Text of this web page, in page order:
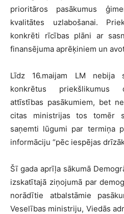
prioritāros pasākumus
kvalitātes uzlabošanai.
konkrēti rīcības plāni ar
finansējuma aprēķiniem un
Līdz 16.maijam LM nebija
konkrētus priekšlikumus
attīstības pasākumiem, bet
citas ministrijas tos tomēr
saņemti lūgumi par termiņa
informāciju “pēc iespējas
Šī gada aprīļa sākumā
izskatītajā ziņojumā par
norādītie atbalstāmie
Veselības ministriju, Viedās